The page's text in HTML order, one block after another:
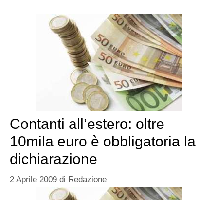
Contanti all’estero: oltre
10mila euro è obbligatoria la
dichiarazione
2 Aprile 2009 di Redazione